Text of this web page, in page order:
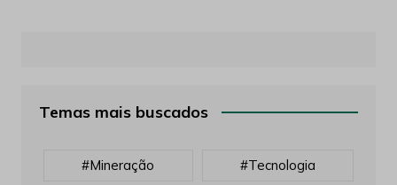
Temas mais buscados
#mineração #tecnologia